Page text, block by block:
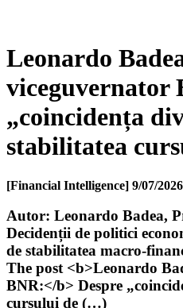
Leonardo
viceguvernator
„coincidența
stabilitatea
[Financial Intelligence] 9/07/2026
Autor: Leonardo Badea,
Decidenții de politici
de stabilitatea macro-
The post <b>Leonardo
BNR:</b> Despre
cursului de (…)